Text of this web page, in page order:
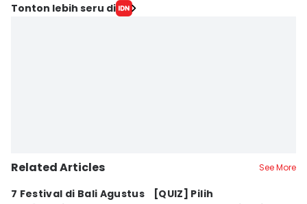
Tonton lebih seru di
Related Articles See More
7 Festival di Bali Agustus
[QUIZ] Pilih